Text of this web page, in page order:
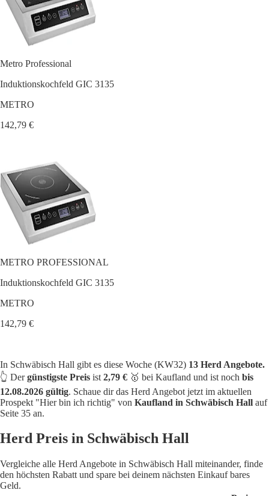
Metro Professional
Induktionskochfeld GIC 3135
METRO
142,79 €
METRO PROFESSIONAL
Induktionskochfeld GIC 3135
METRO
142,79 €
In Schwäbisch Hall gibt es diese Woche (KW32) 13 Herd Angebote.
👆 Dergünstigste Preis ist 2,79 € 🥇 bei Kaufland und ist noch bis
12.08.2026 gültig. Schaue dir das Herd Angebot jetzt im aktuellen
Prospekt "Hier bin ich richtig" von Kaufland in Schwäbisch Hall auf
Seite 35 an.
Herd Preis in Schwäbisch Hall
Vergleiche alle Herd Angebote in Schwäbisch Hall miteinander, finde
den höchsten Rabatt und spare bei deinem nächsten Einkauf bares
Geld.